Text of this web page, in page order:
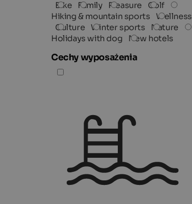
Bike Family Pleasure
Golf
Hiking & mountain sports Wellness
Culture Winter sports
Nature
Holidays with dog
New hotels
Cechy wyposażenia